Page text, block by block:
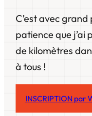
C’est avec
patience que j’ai
de kilomètres
à tous !
INSCRIPTION par